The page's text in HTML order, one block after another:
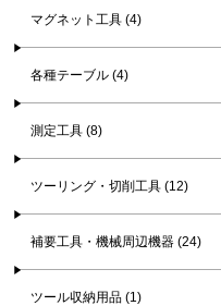
マグネット工具 (4)
各種テーブル (4)
測定工具 (8)
ツーリング・切削工具 (12)
補要工具・機械周辺機器 (24)
ツール収納用品 (1)